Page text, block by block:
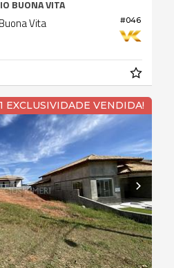
#046
BUONA VITA
Vita
EXCLUSIVIDADE VENDIDA!